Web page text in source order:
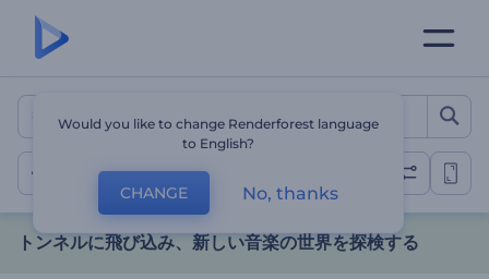
トンネルに飛び込み、新しい
トンネル内ループ
トンネルに飛び込み、新しい音楽の世界を探検する
Would you like to change Renderforest language
to English?
CHANGE No, thanks